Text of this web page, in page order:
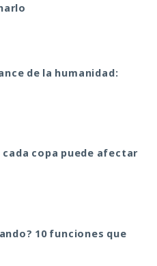
de la humanidad:
copa puede afectar
10 funciones que